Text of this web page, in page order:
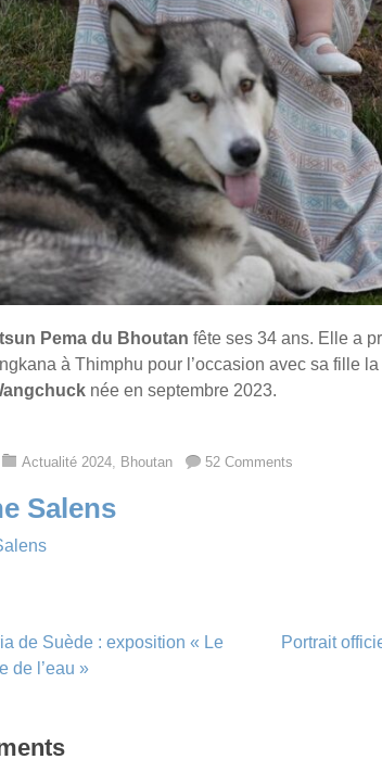
Pema du Bhoutan fête ses 34 ans. Elle a
à Thimphu pour l’occasion avec sa fille la
née en septembre 2023.
Actualité 2024, Bhoutan 52 Comments
Salens
de Suède : exposition « Le
de l’eau »
Portrait